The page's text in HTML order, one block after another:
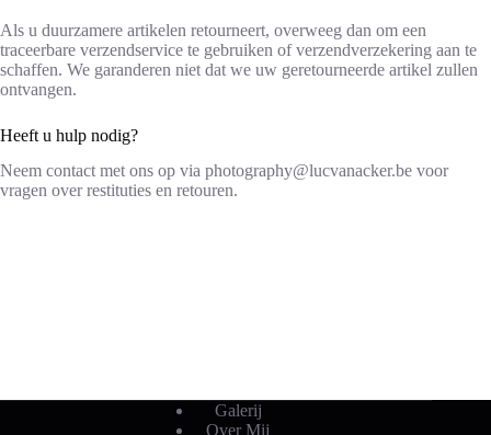
Als u duurzamere artikelen retourneert, overweeg dan om een
traceerbare verzendservice te gebruiken of verzendverzekering aan te
schaffen. We garanderen niet dat we uw geretourneerde artikel zullen
ontvangen.
Heeft u hulp nodig?
Neem contact met ons op via photography@lucvanacker.be voor
vragen over restituties en retouren.
Galerij
Over Mij